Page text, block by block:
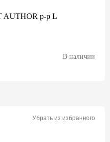
AUTHOR р-р L
В наличии
Убрать из избранного